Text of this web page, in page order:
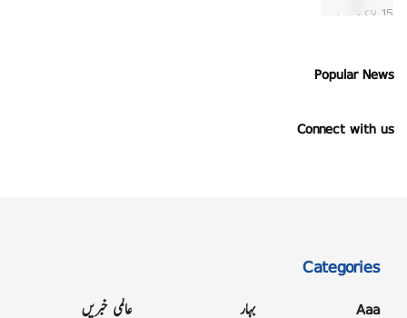
Popular News
Connect with us
Categories
Aaa بہار عالمی خبریں